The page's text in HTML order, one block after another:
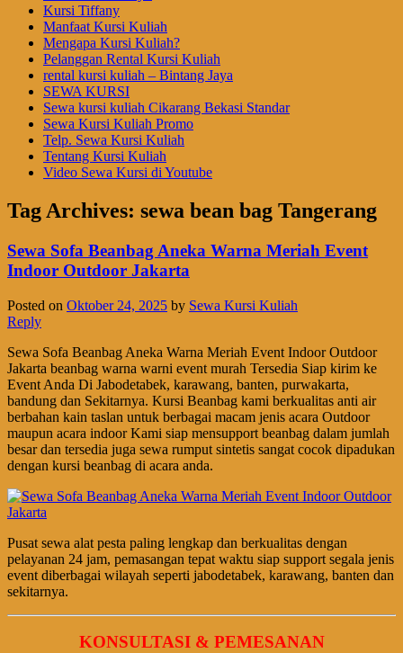
Kursi Tiffany
Manfaat Kursi Kuliah
Mengapa Kursi Kuliah?
Pelanggan Rental Kursi Kuliah
rental kursi kuliah – Bintang Jaya
SEWA KURSI
Sewa kursi kuliah Cikarang Bekasi Standar
Sewa Kursi Kuliah Promo
Telp. Sewa Kursi Kuliah
Tentang Kursi Kuliah
Video Sewa Kursi di Youtube
Tag Archives: sewa bean bag Tangerang
Sewa Sofa Beanbag Aneka Warna Meriah Event
Indoor Outdoor Jakarta
Posted on Oktober 24, 2025 by Sewa Kursi Kuliah
Reply
Sewa Sofa Beanbag Aneka Warna Meriah Event Indoor Outdoor
Jakarta beanbag warna warni event murah Tersedia Siap kirim ke
Event Anda Di Jabodetabek, karawang, banten, purwakarta,
bandung dan Sekitarnya. Kursi Beanbag kami berkualitas anti air
berbahan kain taslan untuk berbagai macam jenis acara Outdoor
maupun acara indoor Kami siap mensupport beanbag dalam jumlah
besar dan tersedia juga sewa rumput sintetis sangat cocok dipadukan
dengan kursi beanbag di acara anda.
Pusat sewa alat pesta paling lengkap dan berkualitas dengan
pelayanan 24 jam, pemasangan tepat waktu siap support segala jenis
event diberbagai wilayah seperti jabodetabek, karawang, banten dan
sekitarnya.
KONSULTASI & PEMESANAN